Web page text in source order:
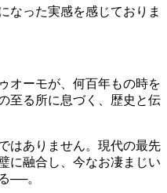
なった実感を感じておりま
オーモが、何百年もの時を
至る所に息づく、歴史と伝
はありません。現代の最先
に融合し、今なお凄まじい
──。